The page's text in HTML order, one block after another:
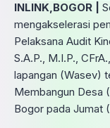
INLINK,BOGOR |
mengakselerasi
Pelaksana Audit
S.A.P., M.I.P.,
lapangan (Wasev)
Membangun Desa
Bogor pada Jumat